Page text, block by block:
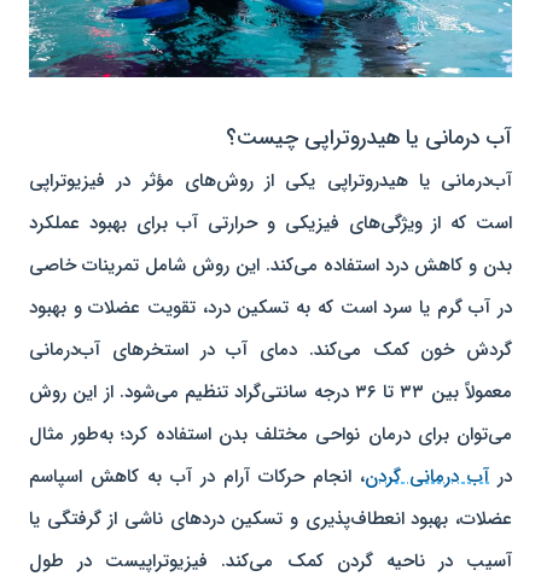
آب درمانی یا هیدروتراپی چیست؟
آب‌درمانی یا هیدروتراپی یکی از روش‌های مؤثر در فیزیوتراپی
است که از ویژگی‌های فیزیکی و حرارتی آب برای بهبود عملکرد
بدن و کاهش درد استفاده می‌کند. این روش شامل تمرینات خاصی
در آب گرم یا سرد است که به تسکین درد، تقویت عضلات و بهبود
گردش خون کمک می‌کند. دمای آب در استخرهای آب‌درمانی
معمولاً بین ۳۳ تا ۳۶ درجه سانتی‌گراد تنظیم می‌شود. از این روش
می‌توان برای درمان نواحی مختلف بدن استفاده کرد؛ به‌طور مثال
در آب درمانی گردن، انجام حرکات آرام در آب به کاهش اسپاسم
عضلات، بهبود انعطاف‌پذیری و تسکین دردهای ناشی از گرفتگی یا
آسیب در ناحیه گردن کمک می‌کند. فیزیوتراپیست در طول